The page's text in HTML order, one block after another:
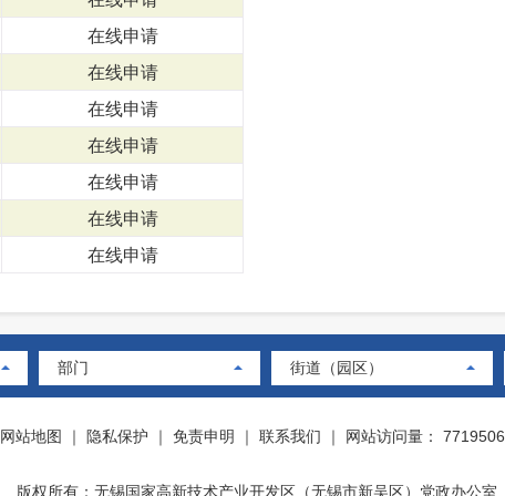
在线申请
在线申请
在线申请
在线申请
在线申请
在线申请
在线申请
部门 街道（园区）
网站地图 ｜ 隐私保护 ｜ 免责申明 ｜ 联系我们 ｜ 网站访问量：
版权所有：无锡国家高新技术产业开发区（无锡市新吴区）党政办公室